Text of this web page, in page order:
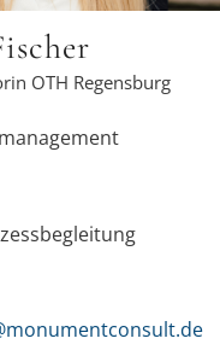
OTH Regensburg